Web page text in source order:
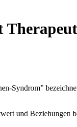
Syndrom”
und Beziehungen